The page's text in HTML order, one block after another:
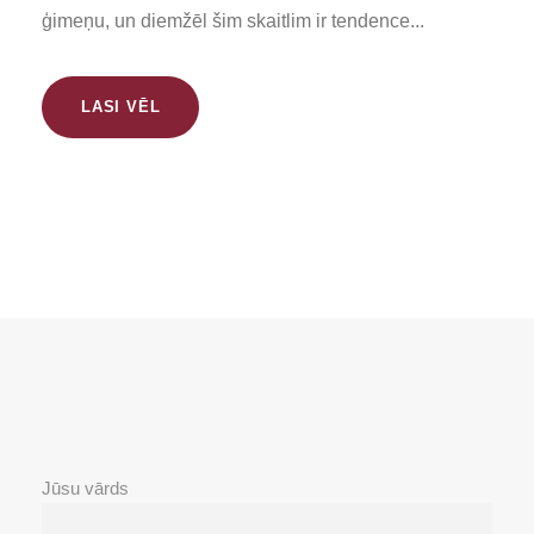
ģimeņu, un diemžēl šim skaitlim ir tendence...
LASI VĒL
Jūsu vārds